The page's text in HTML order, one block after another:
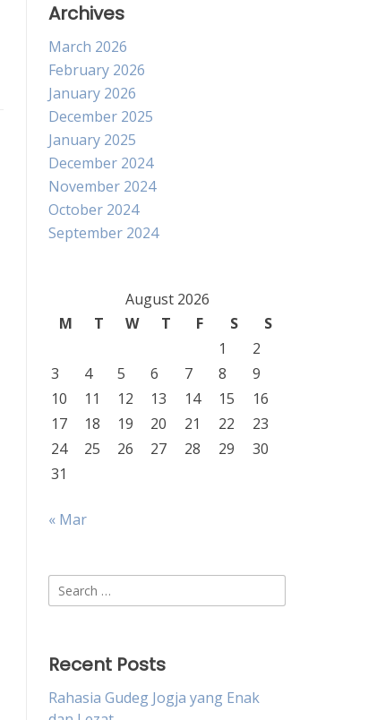
Archives
March 2026
February 2026
January 2026
December 2025
January 2025
December 2024
November 2024
October 2024
September 2024
August 2026
M
T W T F S
S
1
2
3
4 5 6 7 8
9
10
11 12 13 14 15
16
17
18 19 20 21 22
23
24
25 26 27 28 29
30
31
« Mar
Search
for:
Recent Posts
Rahasia Gudeg Jogja yang Enak